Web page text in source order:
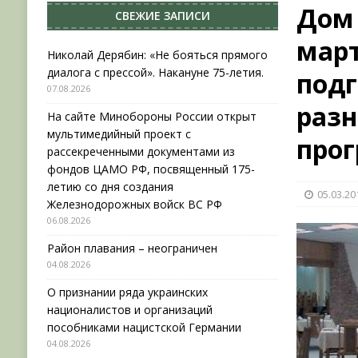
[ 04.08.2026 ] Район плавания – неограничен
[ 04.08.2026 ]
О признании ряда украинских
НОВОСТИ
[ 31.07.2026 ] АВГУСТ В ВОЕННОЙ ИСТОРИИ
[ 07.08.2026 ]
Николай Дерябин: «Не бояться
Дом
СВЕЖИЕ ЗАПИСИ
Николай Дерябин: «Не бояться прямого
диалога с прессой». Накануне 75-летия.
07.08.2026
На сайте Минобороны России открыт
мультимедийный проект с
рассекреченными документами из
фондов ЦАМО РФ, посвященный 175-
летию со дня создания
Железнодорожных войск ВС РФ
06.08.2026
Район плавания – неограничен
04.08.2026
О признании ряда украинских
националистов и организаций
пособниками нацистской Германии
04.08.2026